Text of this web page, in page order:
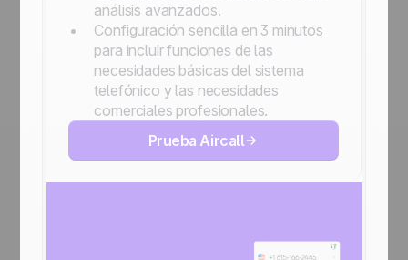
análisis avanzados.
Configuración sencilla en 3 minutos
para incluir funciones de las
necesidades básicas del sistema
telefónico y las necesidades
comerciales profesionales.
Prueba Aircall